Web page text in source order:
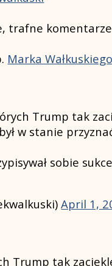
Marka
Trump tak
w stanie
sobie
April 1,
Trump tak